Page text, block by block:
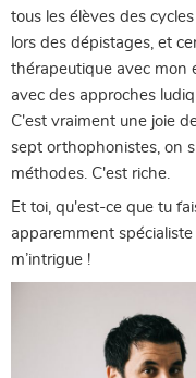
tous les élèves des
lors des dépistages, et
thérapeutique avec mon
avec des approches
C'est vraiment une joie
sept orthophonistes, on
méthodes. C'est riche.
Et toi, qu'est-ce que tu
apparemment spécialiste
m’intrigue !